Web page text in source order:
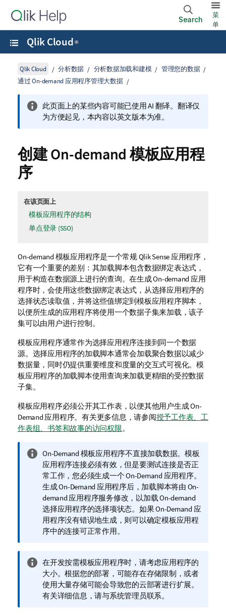
Search
菜
单
Qlik Cloud ®
Qlik Cloud 分析数据 分析数据加载和建模
管理您的数据
通过 On-demand 应用程序管理大数据
此页面上的某些内容可能已使用 AI 翻译。翻译仅
为方便起见，本内容以英文版本为准。
创建 On-demand 模板应用程
序
在该页面上
模板应用程序的结构
单点登录 (SSO)
On-demand 模板应用程序是一个常规Qlik Sense 应用程序，
它有一个重要的差别：其加载脚本包含数据绑定表达式，
用于构造在数据源上进行的查询。在生成 On-demand 应用
程序时，会使用这些数据绑定表达式，从选择应用程序的
选择状态读取值，并将这些值绑定到模板应用程序脚本，
以便所生成的应用程序将使用一个数据子集来加载，该子
集可以由用户进行控制。
模板应用程序通常作为选择应用程序连接到同一个数据
源。选择应用程序的加载脚本通常会加载聚合数据以减少
数据量，同时仍提供重要维度和度量的交互式可视化。模
板应用程序的加载脚本使用查询来加载更精细的受控数据
子集。
模板应用程序必须公开其工作表，以便其他用户生成 On-
Demand 应用程序。有关更多信息，请参阅授予工作表、工
作表组、书签和故事的访问权限。
信
息
注
释
On-Demand 模板应用程序不直接加载数据。模板
应用程序连接必须有效，但是要测试连接是否正
常工作，您必须生成一个On-Demand 应用程序。
生成 On-Demand 应用程序后，加载脚本将由 On-
demand 应用程序服务修改，以加载 On-demand
选择应用程序的选择项状态。如果 On-Demand 应
用程序没有错误地生成，则可以确定模板应用程
序中的连接可正常作用。
信
息
注
释
在开发按需模板应用程序时，请考虑应用程序的
大小。根据您的部署，可能存在存储限制，或者
使用大量存储可能会导致您的云部署进行扩展。
有关详细信息，请与系统管理员联系。